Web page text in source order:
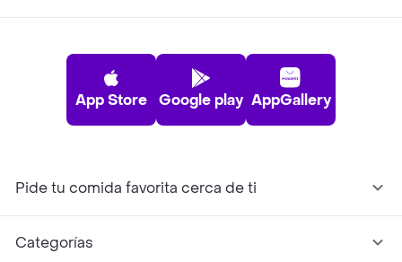
App Store Google play AppGallery
Pide tu comida favorita cerca de ti
Categorías